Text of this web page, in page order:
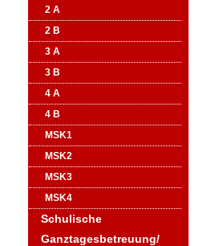
2 A
2 B
3 A
3 B
4 A
4 B
MSK1
MSK2
MSK3
MSK4
Schulische
Ganztagesbetreuung/